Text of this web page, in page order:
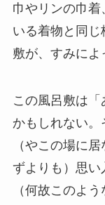
巾やリンの巾
いる着物と同
敷が、すみによ
この風呂敷は
かもしれない
（やこの場に
ずよりも）思い
（何故このよ